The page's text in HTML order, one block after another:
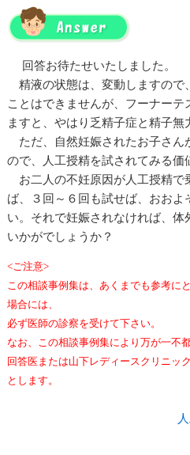
回答お待たせいたしました。
精液の状態は、変動しますので
ことはできませんが、フーナーテ
ますと、やはり乏精子症と精子無
ただ、自然妊娠されたお子さん
ので、人工授精を試されてみる価
お二人の不妊原因が人工授精で
ば、３回～６回も試せば、おおよ
い。それで妊娠されなければ、体
いかがでしょうか？
<ご注意>
この相談事例集は、あくまでも参考に
場合には、
必ず医師の診察を受けて下さい。
なお、この相談事例集により万が一不
回答医または山下レディースクリニッ
とします。